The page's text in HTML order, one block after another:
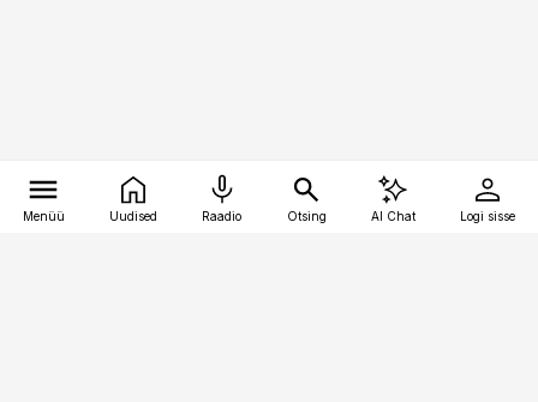
Menüü Uudised Raadio Otsing AI Chat Logi sisse